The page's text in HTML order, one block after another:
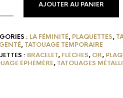
AJOUTER AU PANIER
: LA FÉMINITÉ, PLAQUETTES,
, TATOUAGE TEMPORAIRE
: BRACELET, FLÈCHES, OR,
ÉPHÉMÈRE, TATOUAGES